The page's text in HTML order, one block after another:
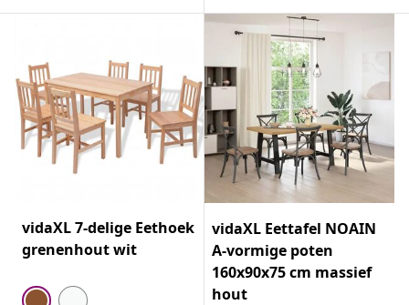
vidaXL 7-delige Eethoek
grenenhout wit
vidaXL Eettafel NOAIN
A-vormige poten
160x90x75 cm massief
hout